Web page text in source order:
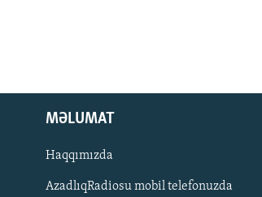
MƏLUMAT
Haqqımızda
AzadlıqRadiosu mobil telefonuzda